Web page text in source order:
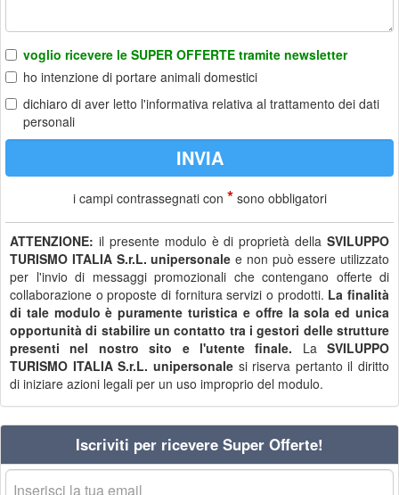
voglio ricevere le SUPER OFFERTE tramite newsletter
ho intenzione di portare animali domestici
dichiaro di aver letto l'informativa relativa al trattamento dei dati
personali
i campi contrassegnati con *sono obbligatori
ATTENZIONE: il presente modulo è di proprietà della SVILUPPO
TURISMO ITALIA S.r.L. unipersonale e non può essere utilizzato
per l'invio di messaggi promozionali che contengano offerte di
collaborazione o proposte di fornitura servizi o prodotti. La finalità
di tale modulo è puramente turistica e offre la sola ed unica
opportunità di stabilire un contatto tra i gestori delle strutture
presenti nel nostro sito e l'utente finale. La SVILUPPO
TURISMO ITALIA S.r.L. unipersonalesi riserva pertanto il diritto
di iniziare azioni legali per un uso improprio del modulo.
Iscriviti per ricevere Super Offerte!
La